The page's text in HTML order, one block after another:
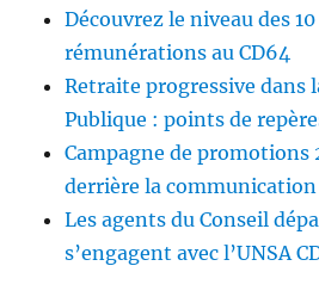
Découvrez le niveau des
rémunérations au CD64
Retraite progressive dans
Publique : points de
Campagne de promotions
derrière la communication
Les agents du Conseil
s’engagent avec l’UNSA